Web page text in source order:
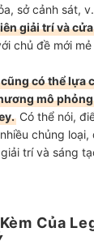
sở cảnh sát,
giải trí và
chủ đề mới mẻ
có thể lựa
mô
Có thể nói,
chủng
trí và sáng
Của